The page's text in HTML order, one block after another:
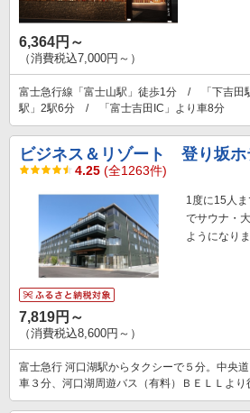
6,364円～
（消費税込7,000円～）
富士急行線「富士山駅」徒歩1分 / 「下吉
駅」2駅6分 / 「富士吉田IC」より車8分
ビジネス＆リゾート 登り坂ホ
4.25 (全1263件)
1度に15人
でサウナ・
ようになり
7,819円～
（消費税込8,600円～）
富士急行 河口湖駅からタクシーで５分。中央
車３分、河口湖周遊バス（有料）ＢＥＬＬより